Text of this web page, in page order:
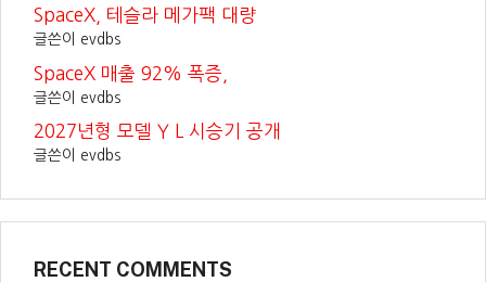
SpaceX, 테슬라 메가팩 대량
글쓴이 evdbs
SpaceX 매출 92% 폭증,
글쓴이 evdbs
2027년형 모델 Y L 시승기 공개
글쓴이 evdbs
RECENT COMMENTS